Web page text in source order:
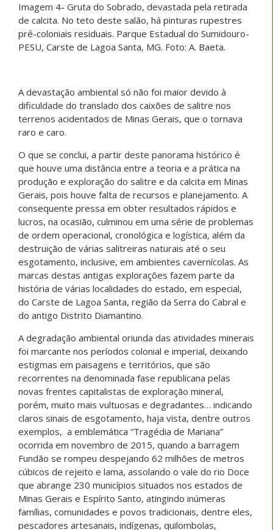
Imagem 4- Gruta do Sobrado, devastada pela retirada
de calcita. No teto deste salão, há pinturas rupestres
pré-coloniais residuais. Parque Estadual do Sumidouro-
PESU, Carste de Lagoa Santa, MG. Foto: A. Baeta.
A devastação ambiental só não foi maior devido à
dificuldade do translado dos caixões de salitre nos
terrenos acidentados de Minas Gerais, que o tornava
raro e caro.
O que se conclui, a partir deste panorama histórico é
que houve uma distância entre a teoria e a prática na
produção e exploração do salitre e da calcita em Minas
Gerais, pois houve falta de recursos e planejamento. A
consequente pressa em obter resultados rápidos e
lucros, na ocasião, culminou em uma série de problemas
de ordem operacional, cronológica e logística, além da
destruição de várias salitreiras naturais até o seu
esgotamento, inclusive, em ambientes cavernícolas. As
marcas destas antigas explorações fazem parte da
história de várias localidades do estado, em especial,
do Carste de Lagoa Santa, região da Serra do Cabral e
do antigo Distrito Diamantino.
A degradação ambiental oriunda das atividades minerais
foi marcante nos períodos colonial e imperial, deixando
estigmas em paisagens e territórios, que são
recorrentes na denominada fase republicana pelas
novas frentes capitalistas de exploração mineral,
porém, muito mais vultuosas e degradantes… indicando
claros sinais de esgotamento, haja vista, dentre outros
exemplos, a emblemática “Tragédia de Mariana”
ocorrida em novembro de 2015, quando a barragem
Fundão se rompeu despejando 62 milhões de metros
cúbicos de rejeito e lama, assolando o vale do rio Doce
que abrange 230 municípios situados nos estados de
Minas Gerais e Espírito Santo, atingindo inúmeras
famílias, comunidades e povos tradicionais, dentre eles,
pescadores artesanais, indígenas, quilombolas,